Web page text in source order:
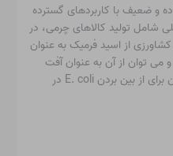
و ضعیف با کاربردهای گسترده
شامل تولید کالاهای چرمی، در
از اسید فرمیک به عنوان
می توان از آن به عنوان آفت
کش در زنبورداری استفاده کرد. همچنین برای از بین بردن E. coli در